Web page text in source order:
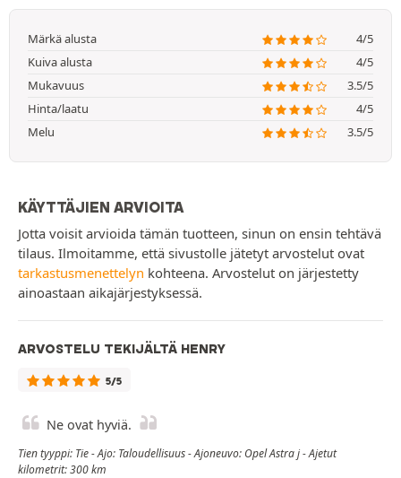
Märkä alusta
4/5
Kuiva alusta
4/5
Mukavuus
3.5/5
Hinta/laatu
4/5
Melu
3.5/5
KÄYTTÄJIEN ARVIOITA
Jotta voisit arvioida tämän tuotteen, sinun on ensin tehtävä
tilaus. Ilmoitamme, että sivustolle jätetyt arvostelut ovat
tarkastusmenettelyn kohteena. Arvostelut on järjestetty
ainoastaan aikajärjestyksessä.
ARVOSTELU TEKIJÄLTÄ HENRY
5/5
Ne ovat hyviä.
Tien tyyppi: Tie - Ajo: Taloudellisuus - Ajoneuvo: Opel Astra j - Ajetut
kilometrit: 300 km